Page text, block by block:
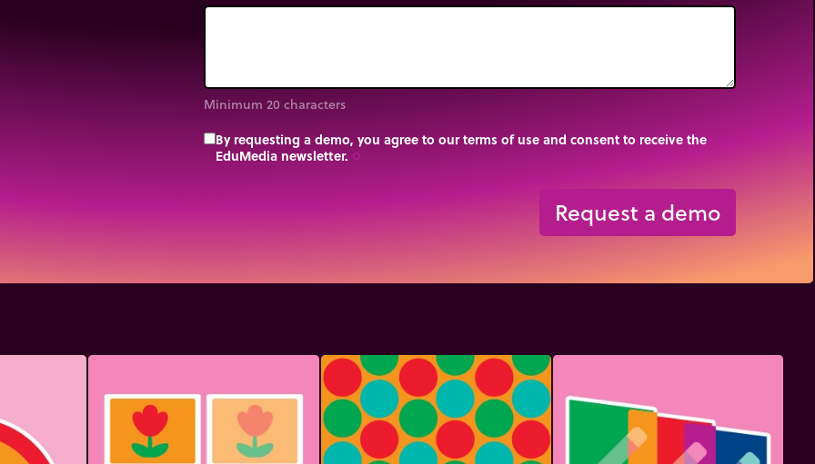
Minimum 20 characters
By requesting a demo, you agree to our terms of use and consent to receive the
EduMedia newsletter. trip_origin
Request a demo